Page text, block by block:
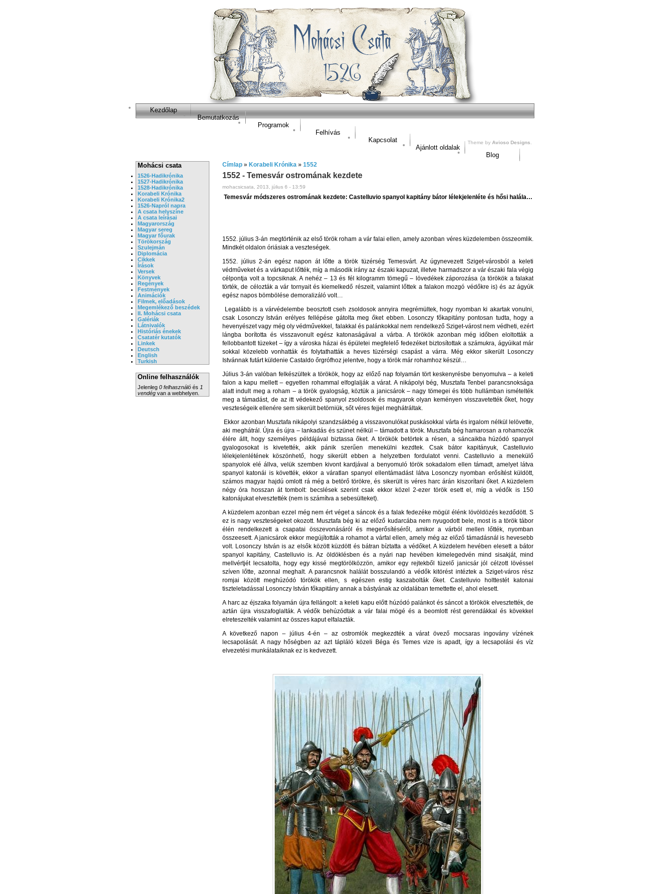
Kezdőlap
Bemutatkozás
Programok
Felhívás
Kapcsolat
Ajánlott oldalak
Blog
Mohácsi csata
1526-Hadikrónika
1527-Hadikrónika
1528-Hadikrónika
Korabeli Krónika
Korabeli Krónika2
1526-Napról napra
A csata helyszíne
A csata leírásai
Magyarország
Magyar sereg
Magyar főurak
Törökország
Szulejmán
Diplomácia
Cikkek
Írások
Versek
Könyvek
Regények
Festmények
Animációk
Filmek, előadások
Megemlékező beszédek
II. Mohácsi csata
Galériák
Látnivalók
Históriás énekek
Csatatér kutatók
Linkek
Deutsch
English
Turkish
Online felhasználók
Jelenleg 0 felhasználó és 1
vendég van a webhelyen.
Címlap » Korabeli Krónika » 1552
1552 - Temesvár ostromának kezdete
mohacsicsata, 2013, július 6 - 13:59
Temesvár módszeres ostromának kezdete: Castelluvio spanyol kapitány bátor lélekjelenléte és hősi halála…
1552. július 3-án megtörténik az első török roham a vár falai ellen, amely azonban véres küzdelemben összeomlik.
Mindkét oldalon óriásiak a veszteségek.
1552. július 2-án egész napon át lőtte a török tüzérség Temesvárt. Az úgynevezett Sziget-városból a keleti
védműveket és a várkaput lőtték, míg a második irány az északi kapuzat, illetve harmadszor a vár északi fala végig
célpontja volt a topcsiknak. A nehéz – 13 és fél kilogramm tömegű – lövedékek záporozása (a törökök a falakat
törték, de célozták a vár tornyait és kiemelkedő részeit, valamint lőttek a falakon mozgó védőkre is) és az ágyúk
egész napos bömbölése demoralizáló volt…
Legalább is a várvédelembe beosztott cseh zsoldosok annyira megrémültek, hogy nyomban ki akartak vonulni,
csak Losonczy István erélyes fellépése gátolta meg őket ebben. Losonczy főkapitány pontosan tudta, hogy a
hevenyészet vagy még oly védművekkel, falakkal és palánkokkal nem rendelkező Sziget-várost nem védheti, ezért
lángba borította és visszavonult egész katonaságával a várba. A törökök azonban még időben eloltották a
fellobbantott tüzeket – így a városka házai és épületei megfelelő fedezéket biztosítottak a számukra, ágyúikat már
sokkal közelebb vonhatták és folytathatták a heves tüzérségi csapást a várra. Még ekkor sikerült Losonczy
Istvánnak futárt küldenie Castaldo őrgrófhoz jelentve, hogy a török már rohamhoz készül…
Július 3-án valóban felkészültek a törökök, hogy az előző nap folyamán tört keskenyrésbe benyomulva – a keleti
falon a kapu mellett – egyetlen rohammal elfoglalják a várat. A nikápolyi bég, Musztafa Tenbel parancsnoksága
alatt indult meg a roham – a török gyalogság, köztük a janicsárok – nagy tömegei és több hullámban ismételték
meg a támadást, de az itt védekező spanyol zsoldosok és magyarok olyan keményen visszavetették őket, hogy
veszteségeik ellenére sem sikerült betörniük, sőt véres fejjel meghátráltak.
Ekkor azonban Musztafa nikápolyi szandzsákbég a visszavonulókat puskásokkal várta és irgalom nélkül lelövette,
aki meghátrál. Újra és újra – lankadás és szünet nélkül – támadott a török. Musztafa bég hamarosan a rohamozók
élére állt, hogy személyes példájával biztassa őket. A törökök betörtek a résen, a sáncaikba húzódó spanyol
gyalogosokat is kivetették, akik pánik szerűen menekülni kezdtek. Csak bátor kapitányuk, Castelluvio
lélekjelenlétének köszönhető, hogy sikerült ebben a helyzetben fordulatot venni. Castelluvio a menekülő
spanyolok elé állva, velük szemben kivont kardjával a benyomuló török sokadalom ellen támadt, amelyet látva
spanyol katonái is követték, ekkor a váratlan spanyol ellentámadást látva Losonczy nyomban erősítést küldött,
számos magyar hajdú omlott rá még a betörő törökre, és sikerült is véres harc árán kiszorítani őket. A küzdelem
négy óra hosszan át tombolt: becslések szerint csak ekkor közel 2-ezer török esett el, míg a védők is 150
katonájukat elvesztették (nem is számítva a sebesülteket).
A küzdelem azonban ezzel még nem ért véget a sáncok és a falak fedezéke mögül élénk lövöldözés kezdődött. S
ez is nagy veszteségeket okozott. Musztafa bég ki az előző kudarcába nem nyugodott bele, most is a török tábor
élén rendelkezett a csapatai összevonásáról és megerősítéséről, amikor a várból mellen lőtték, nyomban
összeesett. A janicsárok ekkor megújították a rohamot a várfal ellen, amely még az előző támadásnál is hevesebb
volt. Losonczy István is az elsők között küzdött és bátran bíztatta a védőket. A küzdelem hevében elesett a bátor
spanyol kapitány, Castelluvio is. Az öldöklésben és a nyári nap hevében kimelegedvén mind sisakját, mind
mellvértjét lecsatolta, hogy egy kissé megtörölközzön, amikor egy rejtekből tüzelő janicsár jól célzott lövéssel
szíven lőtte, azonnal meghalt. A parancsnok halálát bosszulandó a védők kitörést intéztek a Sziget-város rész
romjai között meghúzódó törökök ellen, s egészen estig kaszabolták őket. Castelluvio holttestét katonai
tiszteletadással Losonczy István főkapitány annak a bástyának az oldalában temettette el, ahol elesett.
A harc az éjszaka folyamán újra fellángolt: a keleti kapu előtt húzódó palánkot és sáncot a törökök elvesztették, de
aztán újra visszafoglalták. A védők behúzódtak a vár falai mögé és a beomlott rést gerendákkal és kövekkel
elreteszelték valamint az összes kaput elfalazták.
A következő napon – július 4-én – az ostromlók megkezdték a várat övező mocsaras ingovány vízének
lecsapolását. A nagy hőségben az azt tápláló közeli Béga és Temes vize is apadt, így a lecsapolási és víz
elvezetési munkálataiknak ez is kedvezett.
Theme by Avioso Designs